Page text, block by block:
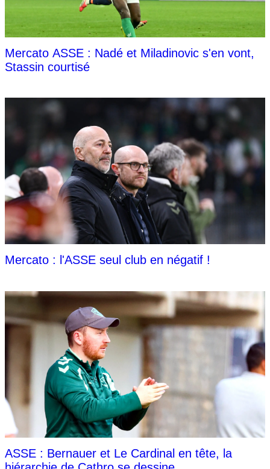
Mercato ASSE : Nadé et Miladinovic s'en vont,
Stassin courtisé
Mercato : l'ASSE seul club en négatif !
ASSE : Bernauer et Le Cardinal en tête, la